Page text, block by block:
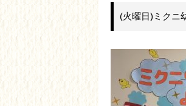
(火曜日)ミクニ